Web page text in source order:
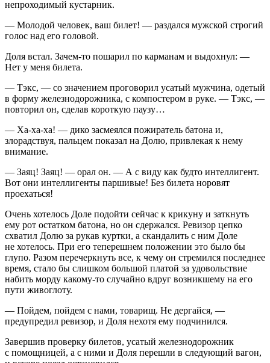
непроходимый кустарник.
— Молодой человек, ваш билет! — раздался мужской строгий
голос над его головой.
Доля встал. Зачем-то пошарил по карманам и выдохнул: —
Нет у меня билета.
— Тэкс, — со значением проговорил усатый мужчина, одетый
в форму железнодорожника, с компостером в руке. — Тэкс, —
повторил он, сделав короткую паузу…
— Ха-ха-ха! — дико засмеялся пожиратель батона и,
злорадствуя, пальцем показал на Долю, привлекая к нему
внимание.
— Заяц! Заяц! — орал он. — А с виду как будто интеллигент.
Вот они интеллигенты паршивые! Без билета норовят
проехаться!
Очень хотелось Доле подойти сейчас к крикуну и заткнуть
ему рот остатком батона, но он сдержался. Ревизор цепко
схватил Долю за рукав куртки, а скандалить с ним Доле
не хотелось. При его теперешнем положении это было бы
глупо. Разом перечеркнуть все, к чему он стремился последнее
время, стало бы слишком большой платой за удовольствие
набить морду какому-то случайно вдруг возникшему на его
пути живоглоту.
— Пойдем, пойдем с нами, товарищ. Не дергайся, —
предупредил ревизор, и Доля нехотя ему подчинился.
Завершив проверку билетов, усатый железнодорожник
с помощницей, а с ними и Доля перешли в следующий вагон,